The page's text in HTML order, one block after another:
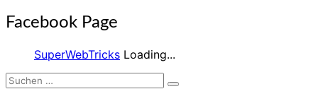
Facebook Page
SuperWebTricks Loading...
Suchen
nach:
Suchen